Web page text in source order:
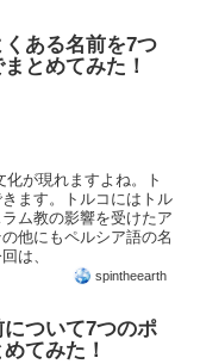
くある名前を7つ
とめてみた！
が現れますよね。ト
ます。トルコにはトル
ム教の影響を受けたア
他にもペルシア語の名
は、
spintheearth
ついて7つのポ
てみた！